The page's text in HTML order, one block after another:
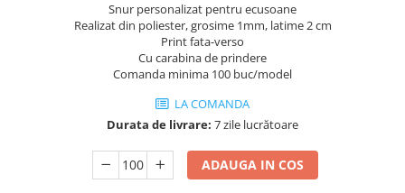
Snur personalizat pentru ecusoane
Realizat din poliester, grosime 1mm, latime 2 cm
Print fata-verso
Cu carabina de prindere
Comanda minima 100 buc/model
LA COMANDA
Durata de livrare: 7 zile lucrătoare
ADAUGA IN COS